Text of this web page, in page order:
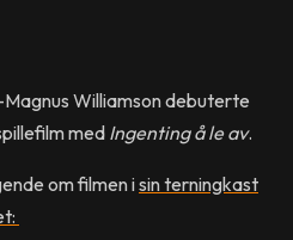
Williamson debuterte
med Ingenting å le av.
om filmen isin terningkast